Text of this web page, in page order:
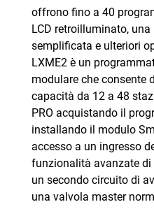
offrono fino a 40
LCD retroilluminato,
semplificata e ulteriori
LXME2 è un
modulare che consente
capacità da 12 a 48
PRO acquistando il
installando il modulo
accesso a un ingresso
funzionalità avanzate
un secondo circuito di
una valvola master